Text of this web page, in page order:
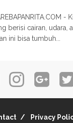
-
berisi cairan, udara,
ini bisa tumbuh...
Privacy